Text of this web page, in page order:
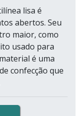
lisa é
abertos. Seu
maior, como
usado para
é uma
confecção que